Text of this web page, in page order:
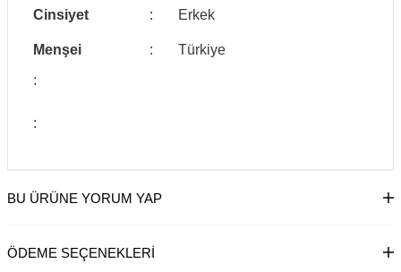
Cinsiyet : Erkek
Menşei :
Türkiye
:
:
BU ÜRÜNE YORUM YAP
ÖDEME SEÇENEKLERI